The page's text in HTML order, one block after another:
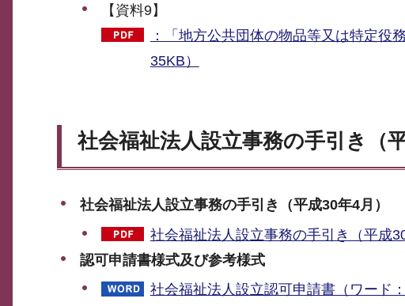
【資料9】
：「地方公共団体の物品等又は特定役
35KB）
社会福祉法人設立事務の手引き（平
社会福祉法人設立事務の手引き（平成30年4月）
社会福祉法人設立事務の手引き（平成
認可申請書様式及び参考様式
社会福祉法人設立認可申請書（ワード：